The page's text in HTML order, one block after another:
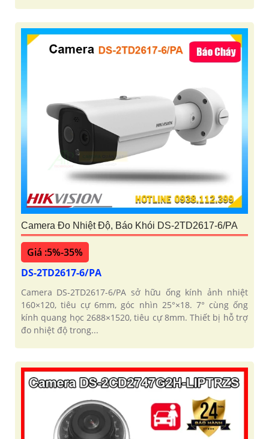
Camera Đo Nhiệt Độ, Báo Khói DS-2TD2617-6/PA
Giá :5%-35%
DS-2TD2617-6/PA
Camera DS-2TD2617-6/PA sở hữu ống kính ảnh nhiệt
160×120, tiêu cự 6mm, góc nhìn 25°×18. 7° cùng ống
kính quang học 2688×1520, tiêu cự 8mm. Thiết bị hỗ trợ
đo nhiệt độ trong...